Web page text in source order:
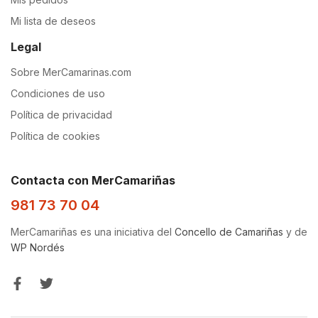
Mi lista de deseos
Legal
Sobre MerCamarinas.com
Condiciones de uso
Política de privacidad
Política de cookies
Contacta con MerCamariñas
981 73 70 04
MerCamariñas es una iniciativa del Concello de Camariñas y de
WP Nordés